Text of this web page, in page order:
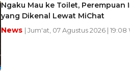
Ngaku Mau ke Toilet, Perempuan
yang Dikenal Lewat MiChat
News | Jum'at, 07 Agustus 2026 | 19:08